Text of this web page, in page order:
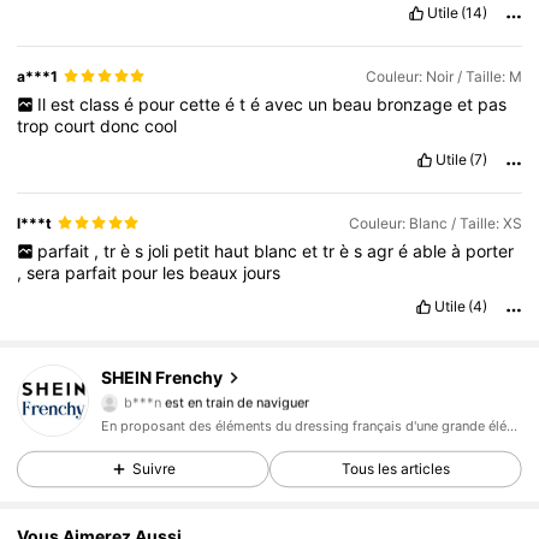
Utile (14)
a***1 Couleur: Noir / Taille: M
Il est class é pour cette é t é avec un beau bronzage et pas
tropcourtdonccool
Utile (7)
l***t Couleur: Blanc / Taille: XS
parfait , tr è s joli petit haut blanc et tr è s agr é able à porter
,sera parfait pour les beaux jours
Utile (4)
SHEIN Frenchy
b***nest en train de naviguer
4,83
876K Suiveurs
4,83 876K Suiveurs
En proposant des éléments du dressing français d'une grande élégance.
Suivre Tous les articles